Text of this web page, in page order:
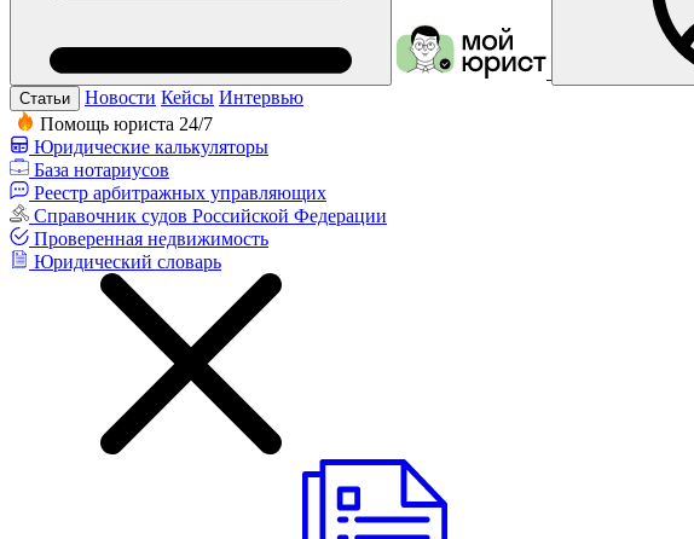
Статьи Новости Кейсы Интервью
Помощь юриста 24/7
Юридические калькуляторы
База нотариусов
Реестр арбитражных управляющих
Справочник судов Российской Федерации
Проверенная недвижимость
Юридический словарь